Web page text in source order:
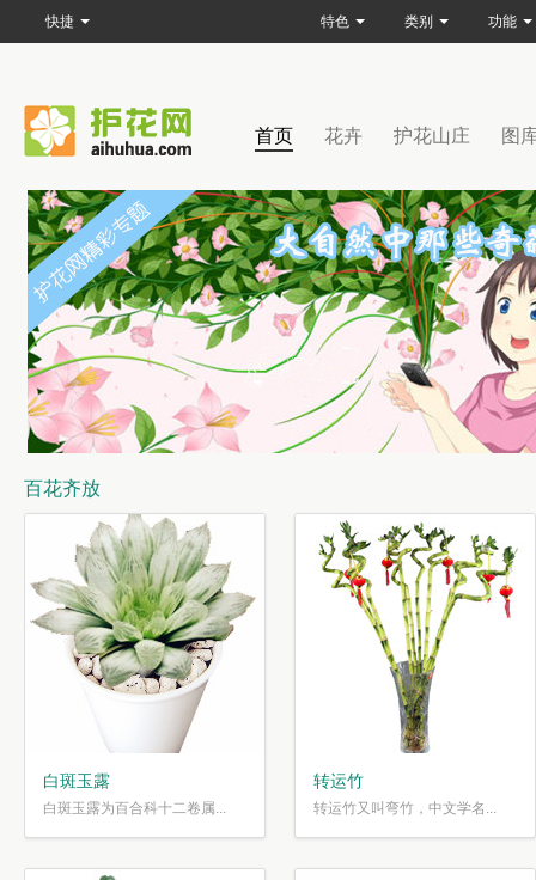
首页 花卉 护花山庄 图
百花齐放
白斑玉露
白斑玉露为百合科十二卷属...
转运竹
转运竹又叫弯竹，中文学名...
快捷 特色 类别 功能